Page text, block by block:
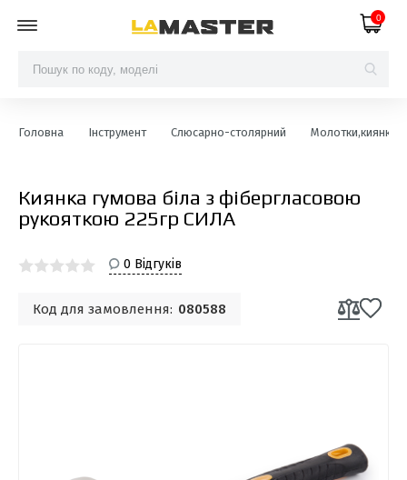
0
Головна Інструмент Слюсарно-столярний Молотки,киянки
Киянка гумова біла з фібергласовою
рукояткою 225гр СИЛА
0 Відгуків
Код для замовлення: 080588